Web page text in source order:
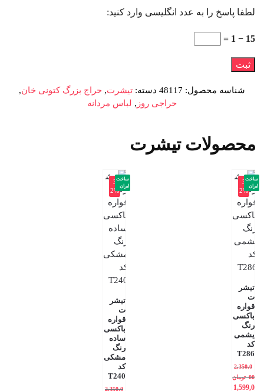
لطفا پاسخ را به عدد انگلیسی وارد کنید:
15 − 1 =
شناسه محصول: 48117 دسته: تیشرت, حراج بزرگ کتونی خان,
حراجی روز , لباس مردانه
محصولات تیشرت
-3
2%
تیشر
ت
قواره
باکسی
رنگ
یشمی
کد
T286
2,350,0
00 تومان
1,599,0
ساخت
ایران
-3
2%
تیشر
ت
قواره
باکسی
ساده
رنگ
مشکی
کد
T240
2,350,0
ساخت
ایران